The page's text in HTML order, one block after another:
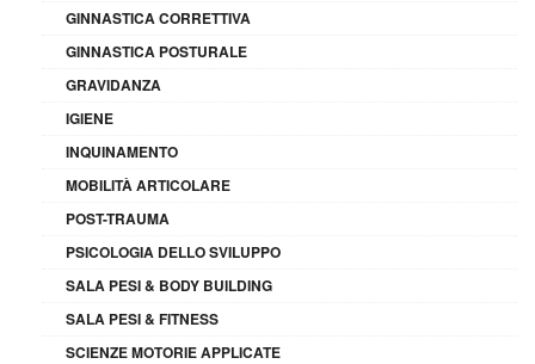
GINNASTICA CORRETTIVA
GINNASTICA POSTURALE
GRAVIDANZA
IGIENE
INQUINAMENTO
MOBILITÀ ARTICOLARE
POST-TRAUMA
PSICOLOGIA DELLO SVILUPPO
SALA PESI & BODY BUILDING
SALA PESI & FITNESS
SCIENZE MOTORIE APPLICATE